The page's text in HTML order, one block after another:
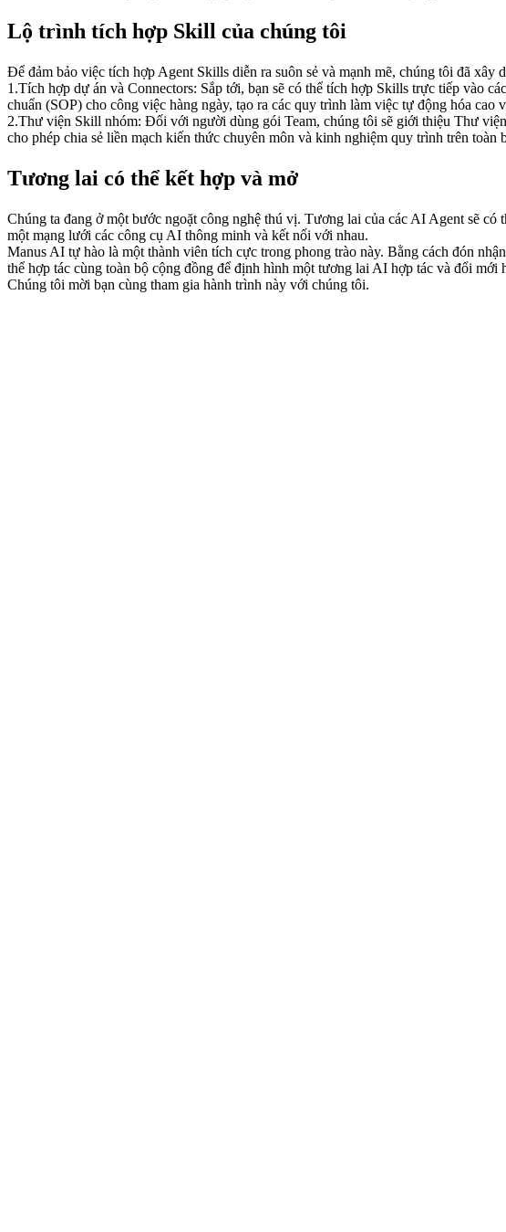
Lộ trình tích hợp Skill của chúng tôi
Để đảm bảo việc tích hợp Agent Skills diễn ra suôn sẻ và mạnh mẽ, chúng tôi đã xây
1 .Tích hợp dự án và Connectors: Sắp tới, bạn sẽ có thể tích hợp Skills trực tiếp vào
chuẩn (SOP) cho công việc hàng ngày, tạo ra các quy trình làm việc tự động hóa cao
2.Thư viện Skill nhóm: Đối với người dùng gói Team, chúng tôi sẽ giới thiệu Thư
cho phép chia sẻ liền mạch kiến thức chuyên môn và kinh nghiệm quy trình trên
Tương lai có thể kết hợp và mở
Chúng ta đang ở một bước ngoặt công nghệ thú vị. Tương lai của các AI Agent sẽ
một mạng lưới các công cụ AI thông minh và kết nối với nhau.
Manus AI tự hào là một thành viên tích cực trong phong trào này. Bằng cách đón
thể hợp tác cùng toàn bộ cộng đồng để định hình một tương lai AI hợp tác và đổi mới
Chúng tôi mời bạn cùng tham gia hành trình này với chúng tôi.